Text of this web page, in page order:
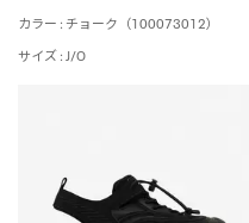
カラー : チョーク（100073012）
サイズ : J/O